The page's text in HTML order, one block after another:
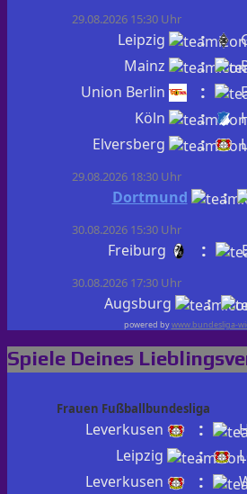
29.08.2026 15:30 Uhr
Leipzig :
Mainz
:
Union Berlin
:
Köln
:
Elversberg
:
29.08.2026 18:30 Uhr
Dortmund :
30.08.2026 15:30 Uhr
Freiburg :
30.08.2026 17:30 Uhr
Augsburg :
powered bywww.bundesliga-
Spiele Deines
Frauen Fußballbundesliga
Leverkusen :
Leipzig
:
Leverkusen
: